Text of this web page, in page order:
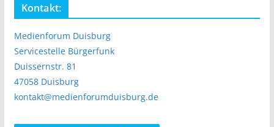
Kontakt:
Medienforum Duisburg
Servicestelle Bürgerfunk
Duissernstr. 81
47058 Duisburg
kontakt@medienforumduisburg.de